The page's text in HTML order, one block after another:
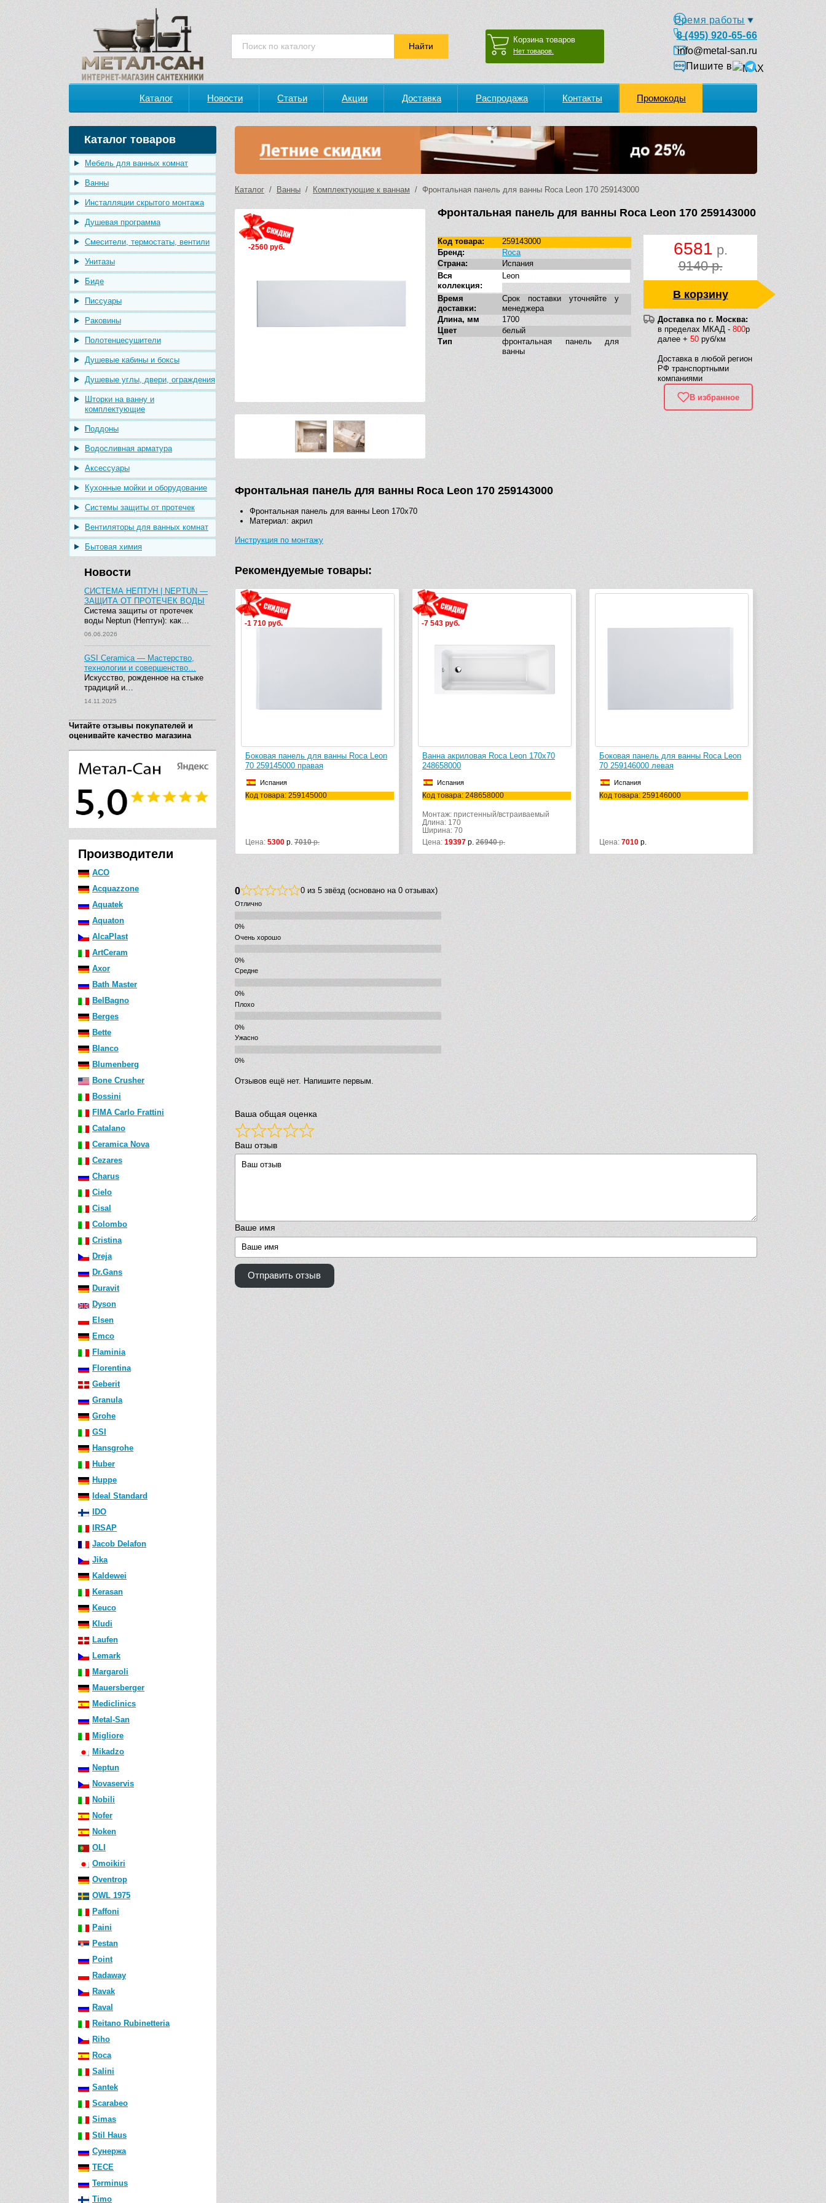
Корзина товаров
Нет товаров.
Время работы
8 (495) 920-65-66
info@metal-san.ru
Пишите в
Каталог Новости Статьи Акции Доставка Распродажа Контакты Промокоды
Каталог товаров
Мебель для ванных комнат
Ванны
Инсталляции скрытого монтажа
Душевая программа
Смесители, термостаты, вентили
Унитазы
Биде
Писсуары
Раковины
Полотенцесушители
Душевые кабины и боксы
Душевые углы, двери, ограждения
Шторки на ванну и
комплектующие
Поддоны
Водосливная арматура
Аксессуары
Кухонные мойки и оборудование
Системы защиты от протечек
Вентиляторы для ванных комнат
Бытовая химия
Новости
СИСТЕМА НЕПТУН | NEPTUN —
ЗАЩИТА ОТ ПРОТЕЧЕК ВОДЫ
Система защиты от протечек
воды Neptun (Нептун): как…
06.06.2026
GSI Ceramica — Мастерство,
технологии и совершенство…
Искусство, рожденное на стыке
традиций и…
14.11.2025
Читайте отзывы покупателей и
оценивайте качество магазина
Производители
ACO
Acquazzone
Aquatek
Aquaton
AlcaPlast
ArtCeram
Axor
Bath Master
BelBagno
Berges
Bette
Blanco
Blumenberg
Bone Crusher
Bossini
FIMA Carlo Frattini
Catalano
Ceramica Nova
Cezares
Charus
Cielo
Cisal
Colombo
Cristina
Dreja
Dr.Gans
Duravit
Dyson
Elsen
Emco
Flaminia
Florentina
Geberit
Granula
Grohe
GSI
Hansgrohe
Huber
Huppe
Ideal Standard
IDO
IRSAP
Jacob Delafon
Jika
Kaldewei
Kerasan
Keuco
Kludi
Laufen
Lemark
Margaroli
Mauersberger
Mediclinics
Metal-San
Migliore
Mikadzo
Neptun
Novaservis
Nobili
Nofer
Noken
OLI
Omoikiri
Oventrop
OWL 1975
Paffoni
Paini
Pestan
Point
Radaway
Ravak
Raval
Reitano Rubinetteria
Riho
Roca
Salini
Santek
Scarabeo
Simas
Stil Haus
Сунержа
TECE
Terminus
Timo
Каталог / Ванны / Комплектующие к ваннам / Фронтальная панель для ванны Roca Leon 170 259143000
-2560 руб.
Фронтальная панель для ванны Roca Leon 170 259143000
6581 р.
9140 р.
В корзину
Доставка по г. Москва:
в пределах МКАД - 800р
далее + 50 руб/км
Доставка в любой регион
РФ транспортными
компаниями
В избранное
Код товара:
259143000
Бренд:
Roca
Страна:
Испания
Вся
коллекция:
Leon
Время
доставки:
Срок поставки уточняйте у
менеджера
Длина, мм
1700
Цвет
белый
Тип
фронтальная панель для
ванны
Фронтальная панель для ванны Roca Leon 170 259143000
Фронтальная панель для ванны Leon 170х70
Материал: акрил
Инструкция по монтажу
Рекомендуемые товары:
-1 710 руб.
Боковая панель для ванны Roca Leon
70 259145000 правая
Испания
Код товара: 259145000
Цена: 5300 р. 7010р.
-7 543 руб.
Ванна акриловая Roca Leon 170х70
248658000
Испания
Код товара: 248658000
Монтаж: пристенный/встраиваемый
Длина: 170
Ширина: 70
Цена: 19397 р. 26940р.
Боковая панель для ванны Roca Leon
70 259146000 левая
Испания
Код товара: 259146000
Цена: 7010 р.
0 0 из 5 звёзд (основано на 0 отзывах)
Отлично
Очень хорошо
Средне
Плохо
Ужасно
Отзывов ещё нет. Напишите первым.
Ваша общая оценка
Ваш отзыв
Ваше имя
Отправить отзыв